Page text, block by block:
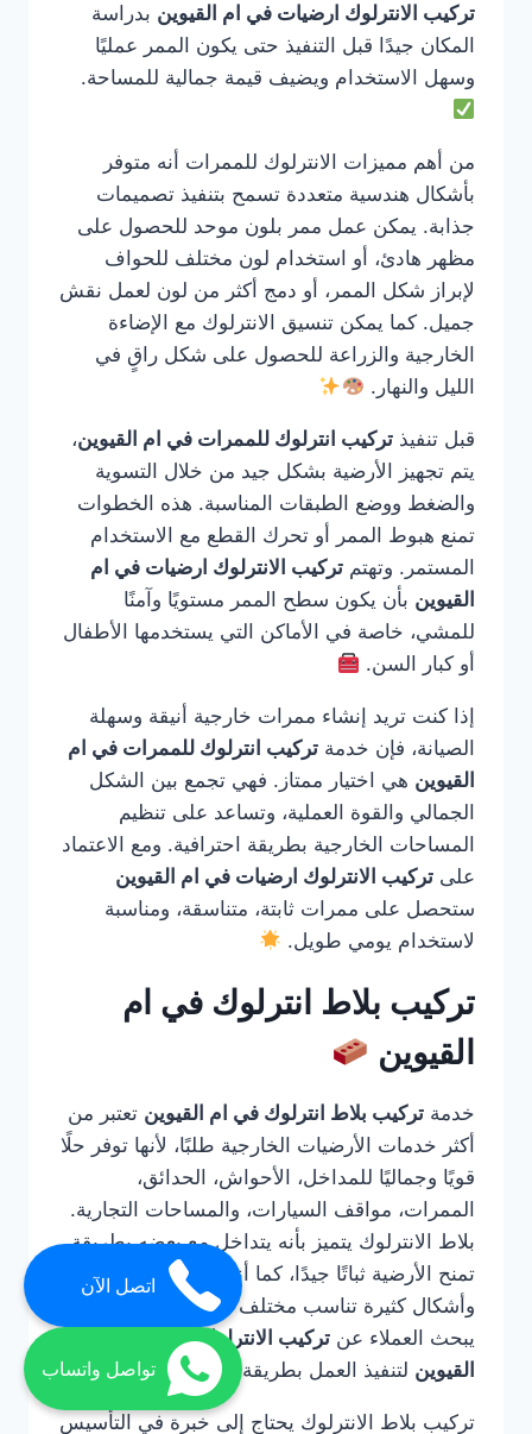
تركيب الانترلوك ارضيات في ام القيوين بدراسة
المكان جيدًا قبل التنفيذ حتى يكون الممر عمليًا
وسهل الاستخدام ويضيف قيمة جمالية للمساحة.
من أهم مميزات الانترلوك للممرات أنه متوفر
بأشكال هندسية متعددة تسمح بتنفيذ تصميمات
جذابة. يمكن عمل ممر بلون موحد للحصول على
مظهر هادئ، أو استخدام لون مختلف للحواف
لإبراز شكل الممر، أو دمج أكثر من لون لعمل نقش
جميل. كما يمكن تنسيق الانترلوك مع الإضاءة
الخارجية والزراعة للحصول على شكل راقٍ في
الليل والنهار.
قبل تنفيذ تركيب انترلوك للممرات في ام القيوين،
يتم تجهيز الأرضية بشكل جيد من خلال التسوية
والضغط ووضع الطبقات المناسبة. هذه الخطوات
تمنع هبوط الممر أو تحرك القطع مع الاستخدام
المستمر. وتهتم تركيب الانترلوك ارضيات في ام
القيوين بأن يكون سطح الممر مستويًا وآمنًا
للمشي، خاصة في الأماكن التي يستخدمها الأطفال
أو كبار السن.
إذا كنت تريد إنشاء ممرات خارجية أنيقة وسهلة
الصيانة، فإن خدمة تركيب انترلوك للممرات في ام
القيوين هي اختيار ممتاز. فهي تجمع بين الشكل
الجمالي والقوة العملية، وتساعد على تنظيم
المساحات الخارجية بطريقة احترافية. ومع الاعتماد
على تركيب الانترلوك ارضيات في ام القيوين
ستحصل على ممرات ثابتة، متناسقة، ومناسبة
لاستخدام يومي طويل.
تركيب بلاط انترلوك في ام
القيوين
خدمة تركيب بلاط انترلوك في ام القيوين تعتبر من
أكثر خدمات الأرضيات الخارجية طلبًا، لأنها توفر حلًا
قويًا وجماليًا للمداخل، الأحواش، الحدائق،
الممرات، مواقف السيارات، والمساحات التجارية.
بلاط الانترلوك يتميز بأنه يتداخل مع بعضه بطريقة
تمنح الأرضية ثباتًا جيدًا، كما أنه متوفر بألوان
وأشكال كثيرة تناسب مختلف التصميمات. لذلك
يبحث العملاء عن تركيب الانترلوك ارضيات في ام
القيوين لتنفيذ العمل بطريقة صحيحة واحترافية.
تركيب بلاط الانترلوك يحتاج إلى خبرة في التأسيس
اتصل الآن
تواصل واتساب